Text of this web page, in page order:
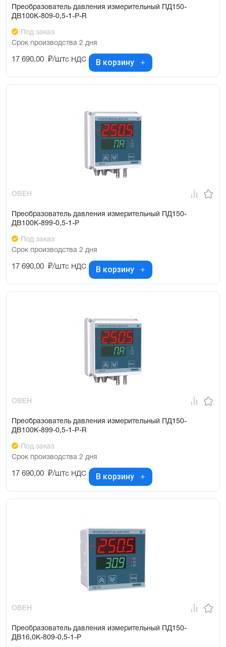
Преобразователь давления измерительный ПД150-
ДВ100К-809-0,5-1-Р-R
Под заказ
Срок производства 2 дня
17 690,00 ₽/штс НДС В корзину
ОВЕН
Преобразователь давления измерительный ПД150-
ДВ100К-899-0,5-1-Р
Под заказ
Срок производства 2 дня
17 690,00 ₽/штс НДС В корзину
ОВЕН
Преобразователь давления измерительный ПД150-
ДВ100К-899-0,5-1-Р-R
Под заказ
Срок производства 2 дня
17 690,00 ₽/штс НДС В корзину
ОВЕН
Преобразователь давления измерительный ПД150-
ДВ16,0К-809-0,5-1-Р